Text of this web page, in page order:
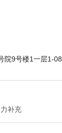
院9号楼1一层1-08
补充